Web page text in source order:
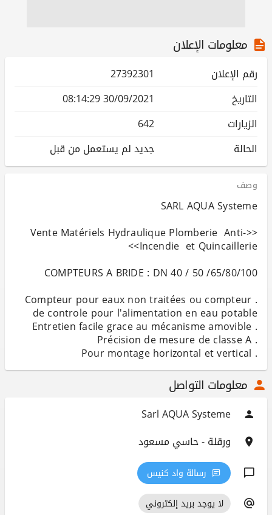
معلومات الإعلان
رقم الإعلان
27392301
التاريخ
30/09/2021 08:14:29
الزيارات
642
الحالة
جديد لم يستعمل من قبل
وصف
<<Vente Matériels Hydraulique Plomberie Anti-
. Compteur pour eaux non traitées ou compteur
. Pour montage horizontal et vertical
معلومات التواصل
Sarl AQUA Systeme
ورقلة - حاسي مسعود
رسالة واد كنيس
لا يوجد بريد إلكتروني